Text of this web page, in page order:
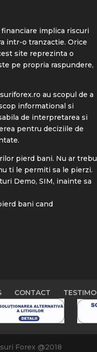
implica riscuri
intr-o tranzactie. Orice
site reprezinta o
pe propria raspundere,
au scopul de a
informational si
de interpretarea si
pentru deciziile de
pierd bani. Nu ar
ti le permiti sa le pierzi.
Demo, SIM, inainte sa
bani cand
CONTACT
Forex @2018